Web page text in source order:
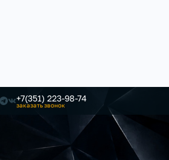
+7(351) 223-98-74
заказать звонок